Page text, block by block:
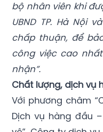
một số mục tiêu
chúng tôi sẽ đăng
bộ nhân viên khi
UBND TP. Hà Nội
chấp thuận, để
công việc cao
nhận”.
Chất lượng, dịch vụ